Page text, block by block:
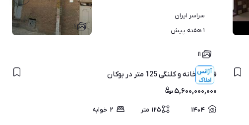
۱
سراسر ایران
۱ هفته پیش
۱۱
فروش خانه و کلنگی 125 متر در بوکان
۵,۶۰۰,۰۰۰,۰۰۰
۱۴۰۴ ۱۲۵ متر ۲ خوابه